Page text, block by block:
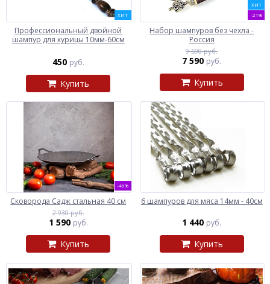
ХИТ
Профессиональный двойной
шампур для курицы 10мм-60см
450 руб.
Купить
ХИТ
-21%
Набор шампуров без чехла -
Россия
9 590 руб.
7 590 руб.
Купить
-46%
Сковорода Садж стальная 40 см
2 930 руб.
1 590 руб.
Купить
6 шампуров для мяса 14мм - 40см
1 440 руб.
Купить